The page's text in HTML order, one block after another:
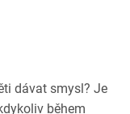
dávat smysl? Je
během